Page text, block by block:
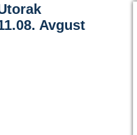
Avgust